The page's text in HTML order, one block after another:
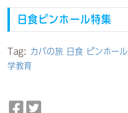
日食 ピンホール特集
Tag: カバの旅 日食 ピンホール
学教育